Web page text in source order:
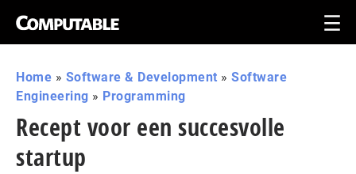
Home » Software & Development » Software
Engineering » Programming
Recept voor een succesvolle
startup